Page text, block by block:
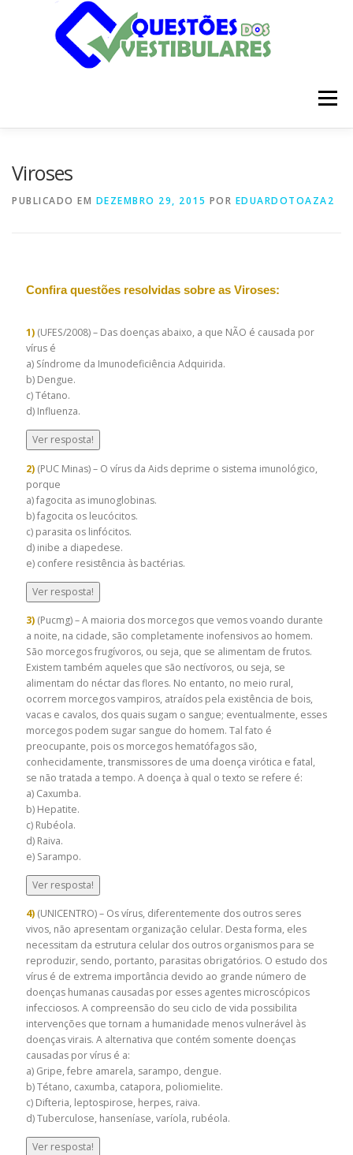
Menu
Viroses
PUBLICADO EM DEZEMBRO 29, 2015 POR EDUARDOTOAZA2
Confira questões resolvidas sobre as Viroses:
1) (UFES/2008) – Das doenças abaixo, a que NÃO é causada por
vírus é
a) Síndrome da Imunodeficiência Adquirida.
b) Dengue.
c) Tétano.
d) Influenza.
Ver resposta!
2) (PUC Minas) – O vírus da Aids deprime o sistema imunológico,
porque
a) fagocita as imunoglobinas.
b) fagocita os leucócitos.
c) parasita os linfócitos.
d) inibe a diapedese.
e) confere resistência às bactérias.
Ver resposta!
3) (Pucmg) – A maioria dos morcegos que vemos voando durante
a noite, na cidade, são completamente inofensivos ao homem.
São morcegos frugívoros, ou seja, que se alimentam de frutos.
Existem também aqueles que são nectívoros, ou seja, se
alimentam do néctar das flores. No entanto, no meio rural,
ocorrem morcegos vampiros, atraídos pela existência de bois,
vacas e cavalos, dos quais sugam o sangue; eventualmente, esses
morcegos podem sugar sangue do homem. Tal fato é
preocupante, pois os morcegos hematófagos são,
conhecidamente, transmissores de uma doença virótica e fatal,
se não tratada a tempo. A doença à qual o texto se refere é:
a) Caxumba.
b) Hepatite.
c) Rubéola.
d) Raiva.
e) Sarampo.
Ver resposta!
4) (UNICENTRO) – Os vírus, diferentemente dos outros seres
vivos, não apresentam organização celular. Desta forma, eles
necessitam da estrutura celular dos outros organismos para se
reproduzir, sendo, portanto, parasitas obrigatórios. O estudo dos
vírus é de extrema importância devido ao grande número de
doenças humanas causadas por esses agentes microscópicos
infecciosos. A compreensão do seu ciclo de vida possibilita
intervenções que tornam a humanidade menos vulnerável às
doenças virais. A alternativa que contém somente doenças
causadas por vírus é a:
a) Gripe, febre amarela, sarampo, dengue.
b) Tétano, caxumba, catapora, poliomielite.
c) Difteria, leptospirose, herpes, raiva.
d) Tuberculose, hanseníase, varíola, rubéola.
Ver resposta!